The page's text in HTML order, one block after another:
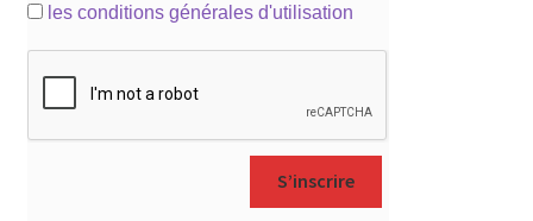
les conditions générales d'utilisation